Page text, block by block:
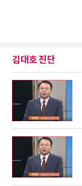
김대호 진단